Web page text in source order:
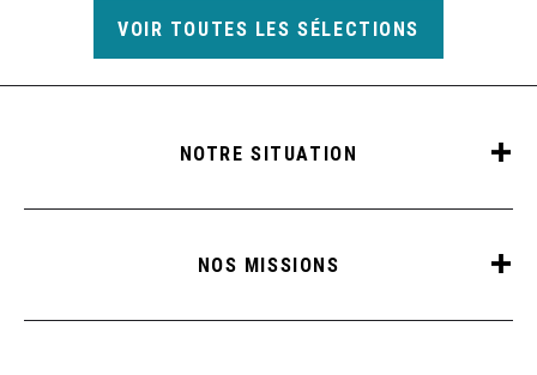
VOIR TOUTES LES SÉLECTIONS
NOTRE SITUATION
NOS MISSIONS